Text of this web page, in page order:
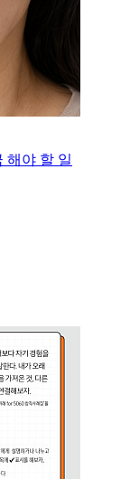
해야 할 일